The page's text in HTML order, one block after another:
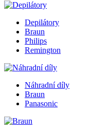
Depilátory
Braun
Philips
Remington
Náhradní díly
Braun
Panasonic